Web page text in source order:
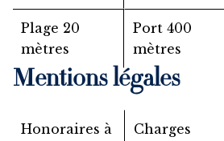
Plage 20
mètres
Port 400
mètres
Mentions légales
Honoraires à
Charges